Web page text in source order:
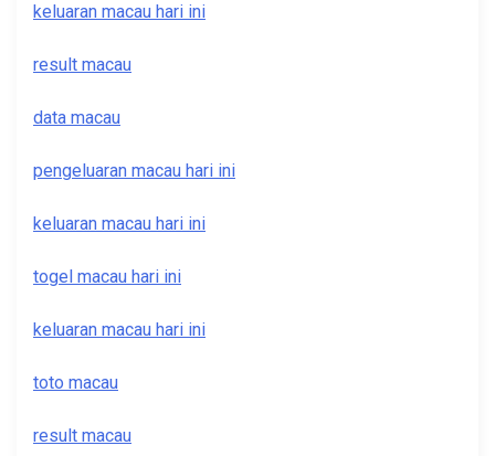
keluaran macau hari ini
result macau
data macau
pengeluaran macau hari ini
keluaran macau hari ini
togel macau hari ini
keluaran macau hari ini
toto macau
result macau